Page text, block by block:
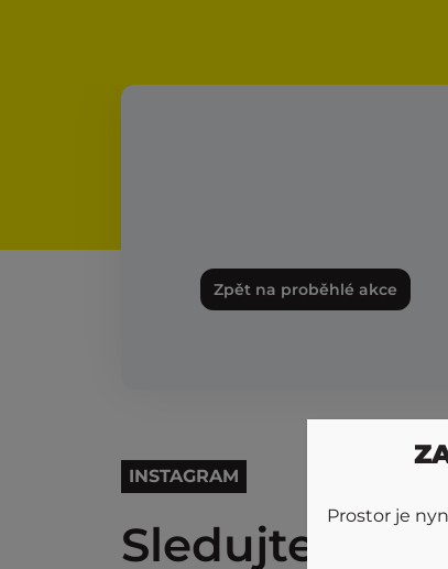
Zpět na proběhlé akce
INSTAGRAM
Sledujte
Prostor je